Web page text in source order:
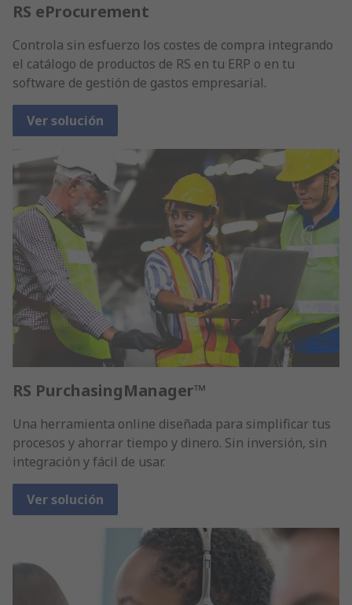
RS eProcurement
Controla sin esfuerzo los costes de compra integrando
el catálogo de productos de RS en tu ERP o en tu
software de gestión de gastos empresarial.
Ver solución
RS PurchasingManager™
Una herramienta online diseñada para simplificar tus
procesos y ahorrar tiempo y dinero. Sin inversión, sin
integración y fácil de usar.
Ver solución